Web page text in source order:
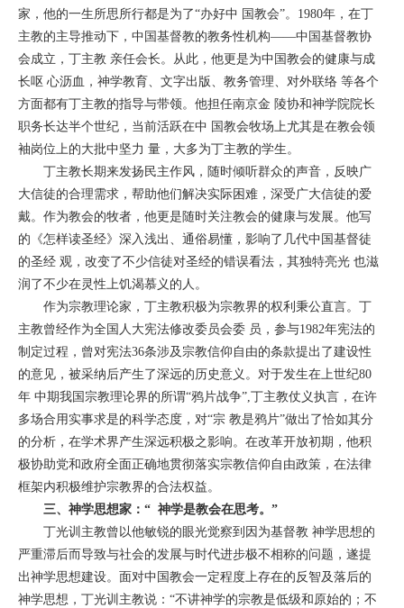
家，他的一生所思所行都是为了“办好中 国教会”。1980年，在丁
主教的主导推动下，中国基督教的教务性机构——中国基督教协
会成立，丁主教 亲任会长。从此，他更是为中国教会的健康与成
长呕 心沥血，神学教育、文字出版、教务管理、对外联络 等各个
方面都有丁主教的指导与带领。他担任南京金 陵协和神学院院长
职务长达半个世纪，当前活跃在中 国教会牧场上尤其是在教会领
袖岗位上的大批中坚力 量，大多为丁主教的学生。
丁主教长期来发扬民主作风，随时倾听群众的声音，反映广
大信徒的合理需求，帮助他们解决实际困难，深受广大信徒的爱
戴。作为教会的牧者，他更是随时关注教会的健康与发展。他写
的《怎样读圣经》深入浅出、通俗易懂，影响了几代中国基督徒
的圣经 观，改变了不少信徒对圣经的错误看法，其独特亮光 也滋
润了不少在灵性上饥渴慕义的人。
作为宗教理论家，丁主教积极为宗教界的权利秉公直言。丁
主教曾经作为全国人大宪法修改委员会委 员，参与1982年宪法的
制定过程，曾对宪法36条涉及宗教信仰自由的条款提出了建设性
的意见，被采纳后产生了深远的历史意义。对于发生在上世纪80
年 中期我国宗教理论界的所谓“鸦片战争”,丁主教仗义执言，在许
多场合用实事求是的科学态度，对“宗 教是鸦片”做出了恰如其分
的分析，在学术界产生深远积极之影响。在改革开放初期，他积
极协助党和政府全面正确地贯彻落实宗教信仰自由政策，在法律
框架内积极维护宗教界的合法权益。
三、神学思想家：“ 神学是教会在思考。”
丁光训主教曾以他敏锐的眼光觉察到因为基督教 神学思想的
严重滞后而导致与社会的发展与时代进步极不相称的问题，遂提
出神学思想建设。面对中国教会一定程度上存在的反智及落后的
神学思想，丁光训主教说：“不讲神学的宗教是低级和原始的；不